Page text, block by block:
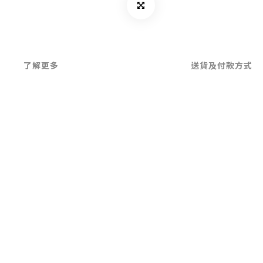
了解更多 送貨及付款方式